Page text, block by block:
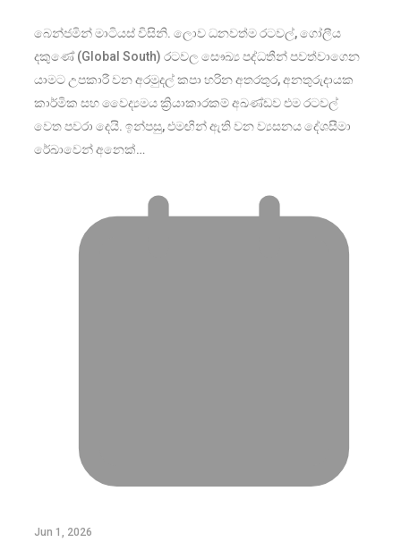
බෙන්ජමින් මාටියස් විසිනි. ලොව ධනවත්ම රටවල්, ගෝලීය
දකුණේ (Global South) රටවල සෞඛ්‍ය පද්ධතීන් පවත්වාගෙන
යාමට උපකාරී වන අරමුදල් කපා හරින අතරතුර, අනතුරුදායක
කාර්මික සහ වෛද්‍යමය ක්‍රියාකාරකම් අඛණ්ඩව එම රටවල්
වෙත පවරා දෙයි. ඉන්පසු, එමඟින් ඇති වන ව්‍යසනය දේශසීමා
රේඛාවෙන් අනෙක්…
Jun 1, 2026